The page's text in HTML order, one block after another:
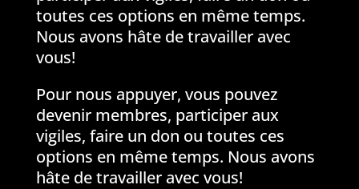
toutes ces options en même temps.
Nous avons hâte de travailler avec
vous!
Pour nous appuyer, vous pouvez
devenir membres, participer aux
vigiles, faire un don ou toutes ces
options en même temps. Nous avons
hâte de travailler avec vous!